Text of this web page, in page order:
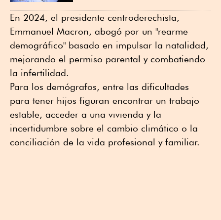
En 2024, el presidente centroderechista,
Emmanuel Macron, abogó por un "rearme
demográfico" basado en impulsar la natalidad,
mejorando el permiso parental y combatiendo
la infertilidad.
Para los demógrafos, entre las dificultades
para tener hijos figuran encontrar un trabajo
estable, acceder a una vivienda y la
incertidumbre sobre el cambio climático o la
conciliación de la vida profesional y familiar.